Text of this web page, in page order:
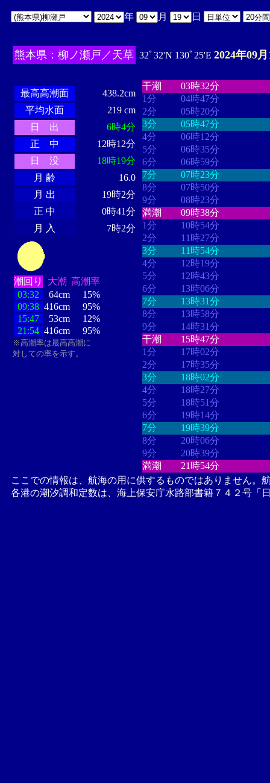
年 月 日
熊本県：柳ノ瀬戸／天草 32ﾟ32'N 130ﾟ25'E 2024年09
最高高潮面
438.2cm
平均水面
219 cm
日 出
6時4分
正 中
12時12分
日 没
18時19分
月 齢
16.0
月 出
19時2分
正 中
0時41分
月 入
7時2分
潮回り 大潮 高潮率
03:32
64cm
15%
09:38 416cm
95%
15:47
53cm
12%
21:54 416cm 95%
※高潮率は最高高潮に
対しての率を示す。
干潮
03時32分
1分
04時47分
2分
05時20分
3分
05時47分
4分
06時12分
5分
06時35分
6分
06時59分
7分
07時23分
8分
07時50分
9分
08時23分
満潮
09時38分
1分
10時54分
2分
11時27分
3分
11時54分
4分
12時19分
5分
12時43分
6分
13時06分
7分
13時31分
8分
13時58分
9分
14時31分
干潮
15時47分
1分
17時02分
2分
17時35分
3分
18時02分
4分
18時27分
5分
18時51分
6分
19時14分
7分
19時39分
8分
20時06分
9分
20時39分
満潮
21時54分
ここでの情報は、航海の用に供するものではありません。
各港の潮汐調和定数は、海上保安庁水路部書籍７４２号「